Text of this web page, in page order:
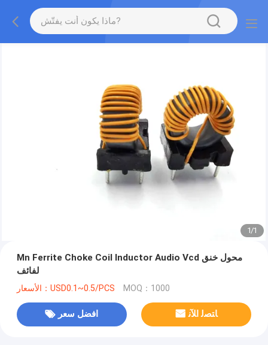
1/1
Mn Ferrite Choke Coil Inductor Audio Vcd محول خنق
لفائف
الأسعار：USD0.1~0.5/PCS MOQ：1000
افضل سعر ﺎﺘﺼﻟ ﺍﻶﻧ